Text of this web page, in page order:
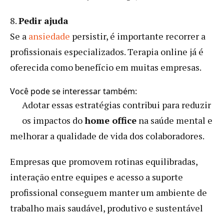
8.Pedir ajuda
Se a ansiedade persistir, é importante recorrer a
profissionais especializados. Terapia online já é
oferecida como benefício em muitas empresas.
Você pode se interessar também:
Adotar essas estratégias contribui para reduzir
os impactos dohome office na saúde mental e
melhorar a qualidade de vida dos colaboradores.
Empresas que promovem rotinas equilibradas,
interação entre equipes e acesso a suporte
profissional conseguem manter um ambiente de
trabalho mais saudável, produtivo e sustentável